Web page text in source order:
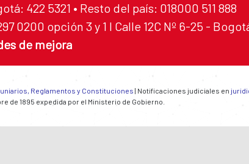
422 5321 • Resto del país: 018000 511 888
0200 opción 3 y 1 I Calle 12C Nº 6-25 -
de mejora
Reglamentos y Constituciones | Notificaciones judiciales en
de 1895 expedida por el Ministerio de Gobierno.